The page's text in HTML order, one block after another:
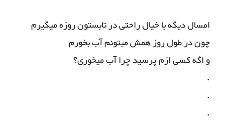
امسال دیگه با خیال راحتی در تابستون روزه میگیرم
چون در طول روز همش میتونم آب بخورم
و اگه کسی ازم پرسید چرا آب میخوری؟
.
.
.